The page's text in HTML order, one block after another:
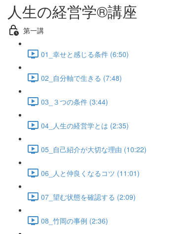
人生の経営学®︎講座
第一講
01_幸せと感じる条件 (6:50)
02_自分軸で生きる (7:48)
03_３つの条件 (3:44)
04_人生の経営学とは (2:35)
05_自己紹介が大切な理由 (10:22)
06_人と仲良くなるコツ (11:01)
07_望む状態を確認する (2:09)
08_竹岡の事例 (2:36)